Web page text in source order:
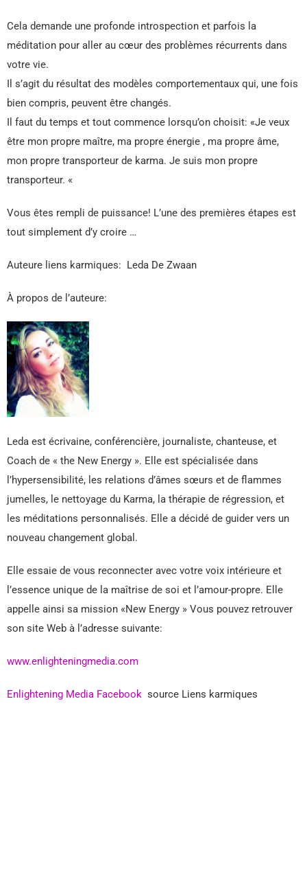
Cela demande une profonde introspection et parfois la
méditation pour aller au cœur des problèmes récurrents dans
votre vie.
Il s’agit du résultat des modèles comportementaux qui, une fois
bien compris, peuvent être changés.
Il faut du temps et tout commence lorsqu’on choisit: «Je veux
être mon propre maître, ma propre énergie , ma propre âme,
mon propre transporteur de karma. Je suis mon propre
transporteur. «
Vous êtes rempli de puissance! L’une des premières étapes est
tout simplement d’y croire …
Auteure liens karmiques: Leda De Zwaan
À propos de l’auteure:
Leda est écrivaine, conférencière, journaliste, chanteuse, et
Coach de « the New Energy ». Elle est spécialisée dans
l’hypersensibilité, les relations d’âmes sœurs et de flammes
jumelles, le nettoyage du Karma, la thérapie de régression, et
les méditations personnalisés. Elle a décidé de guider vers un
nouveau changement global.
Elle essaie de vous reconnecter avec votre voix intérieure et
l’essence unique de la maîtrise de soi et l’amour-propre. Elle
appelle ainsi sa mission «New Energy » Vous pouvez retrouver
son site Web à l’adresse suivante:
www.enlighteningmedia.com
Enlightening Media Facebook source Liens karmiques